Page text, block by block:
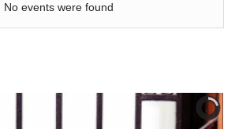
No events were found